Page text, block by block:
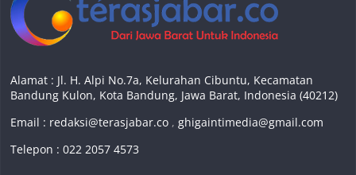
Alamat : Jl. H. Alpi No.7a, Kelurahan Cibuntu, Kecamatan
Bandung Kulon, Kota Bandung, Jawa Barat, Indonesia (40212)
Email : redaksi@terasjabar.co ,ghigaintimedia@gmail.com
Telepon : 022 2057 4573